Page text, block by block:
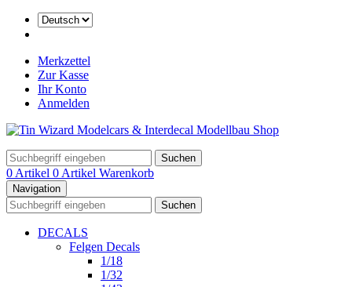
Merkzettel
Zur Kasse
Ihr Konto
Anmelden
Suchen
0 Artikel 0 Artikel Warenkorb
Navigation
Suchen
DECALS
Felgen Decals
1/18
1/32